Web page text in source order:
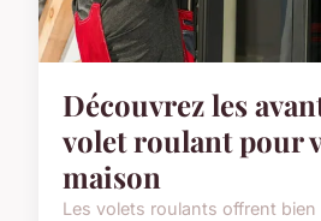
Découvrez les
volet roulant pour
maison
Les volets roulants offrent